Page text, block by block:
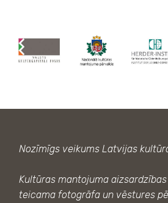
Nozīmīgs veikums Latvijas
Kultūras mantojuma
teicama fotogrāfa un vēstures